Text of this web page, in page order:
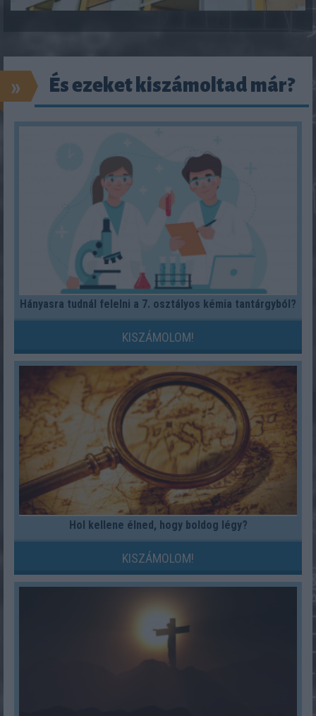
» És ezeket kiszámoltad már?
Hányasra tudnál felelni a 7. osztályos kémia tantárgyból?
KISZÁMOLOM!
Hol kellene élned, hogy boldog légy?
KISZÁMOLOM!